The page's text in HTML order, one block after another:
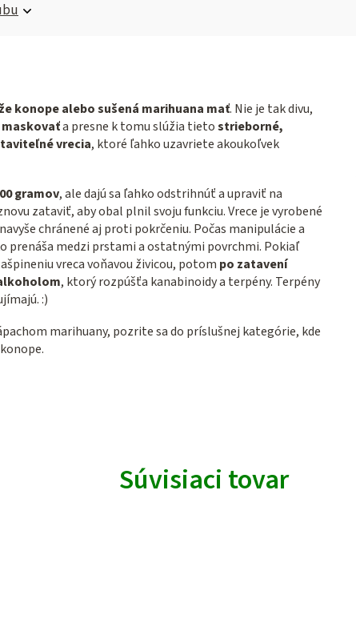
konope alebo sušená marihuana mať. Nie je tak divu,
a presne k tomu slúžia tietostrieborné,
vrecia, ktoré ľahko uzavriete akoukoľvek
gramov, ale dajú sa ľahko odstrihnúť a upraviť na
zataviť, aby obal plnil svoju funkciu. Vrece je vyrobené
chránené aj proti pokrčeniu. Počas manipulácie a
prenáša medzi prstami a ostatnými povrchmi. Pokiaľ
vreca voňavou živicou, potom po zatavení
, ktorý rozpúšťa kanabinoidy a terpény. Terpény
:)
marihuany, pozrite sa do príslušnej kategórie, kde
Súvisiaci tovar